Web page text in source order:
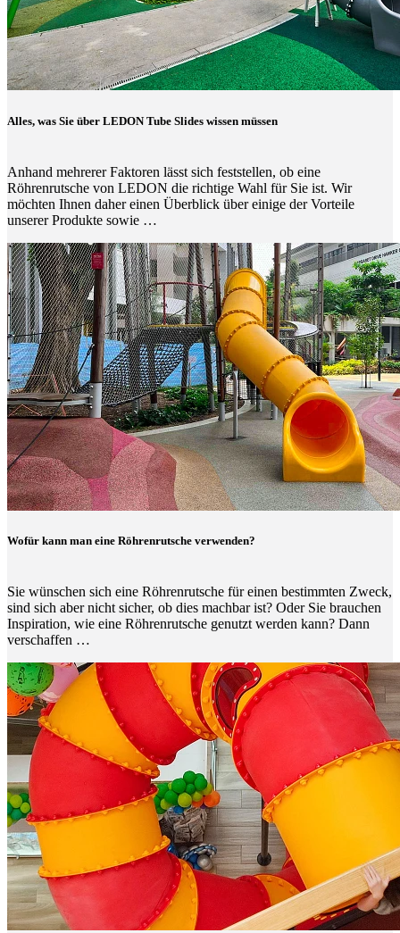
Alles, was Sie über LEDON Tube Slides wissen müssen
Anhand mehrerer Faktoren lässt sich feststellen, ob eine
Röhrenrutsche von LEDON die richtige Wahl für Sie ist. Wir
möchten Ihnen daher einen Überblick über einige der Vorteile
unserer Produkte sowie …
Wofür kann man eine Röhrenrutsche verwenden?
Sie wünschen sich eine Röhrenrutsche für einen bestimmten Zweck,
sind sich aber nicht sicher, ob dies machbar ist? Oder Sie brauchen
Inspiration, wie eine Röhrenrutsche genutzt werden kann? Dann
verschaffen …